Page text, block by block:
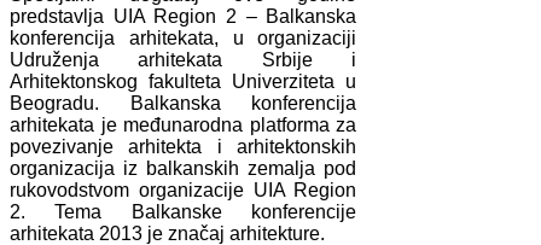
predstavlja UIA Region 2 – Balkanska
konferencija arhitekata, u organizaciji
Udruženja arhitekata Srbije i
Arhitektonskog fakulteta Univerziteta u
Beogradu. Balkanska konferencija
arhitekata je međunarodna platforma za
povezivanje arhitekta i arhitektonskih
organizacija iz balkanskih zemalja pod
rukovodstvom organizacije UIA Region
2. Tema Balkanske konferencije
arhitekata 2013 je značaj arhitekture.